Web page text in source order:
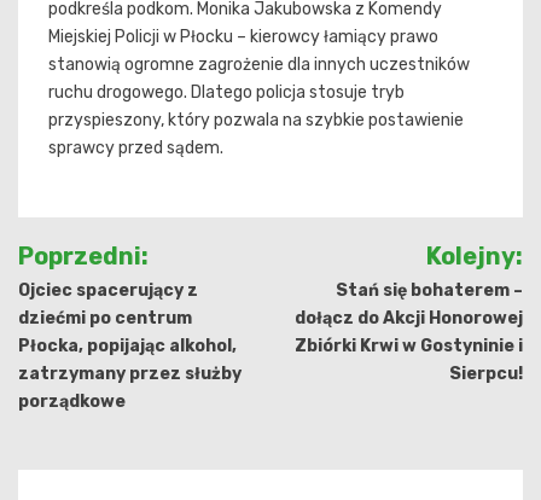
podkreśla podkom. Monika Jakubowska z Komendy
Miejskiej Policji w Płocku – kierowcy łamiący prawo
stanowią ogromne zagrożenie dla innych uczestników
ruchu drogowego. Dlatego policja stosuje tryb
przyspieszony, który pozwala na szybkie postawienie
sprawcy przed sądem.
Nawigacja
wpisu
Poprzedni:
Ojciec spacerujący z
dziećmi po centrum
Płocka, popijając alkohol,
zatrzymany przez służby
porządkowe
Kolejny:
Stań się bohaterem –
dołącz do Akcji Honorowej
Zbiórki Krwi w Gostyninie i
Sierpcu!